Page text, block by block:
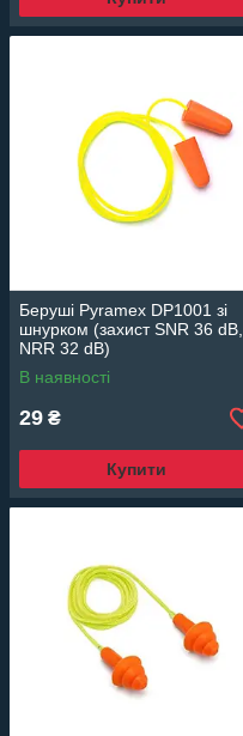
Беруші Pyramex DP1001 зі
шнурком (захист SNR 36 dB,
NRR 32 dB)
В наявності
29 ₴
Купити